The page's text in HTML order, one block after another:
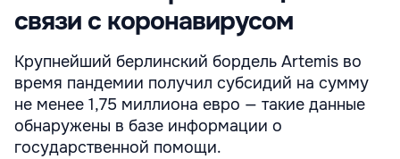
связи с коронавирусом
Крупнейший берлинский бордель Artemis во
время пандемии получил субсидий на сумму
не менее 1,75 миллиона евро — такие данные
обнаружены в базе информации о
государственной помощи.